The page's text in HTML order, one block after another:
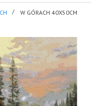
W GÓRACH 40X50CM